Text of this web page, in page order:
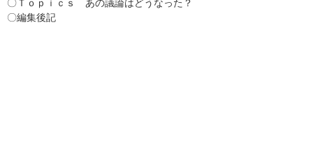
〇Ｔｏｐｉｃｓ あの議論はどうなった？
〇編集後記